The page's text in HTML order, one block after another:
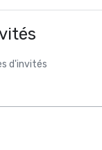
d'invités